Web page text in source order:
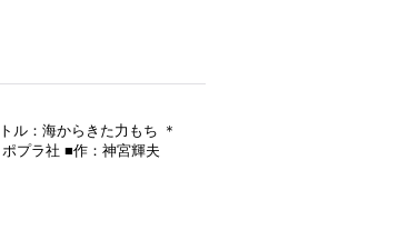
ル：海からきた力もち ＊
プラ社 ■作：神宮輝夫